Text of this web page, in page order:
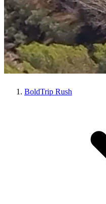
BoldTrip Rush